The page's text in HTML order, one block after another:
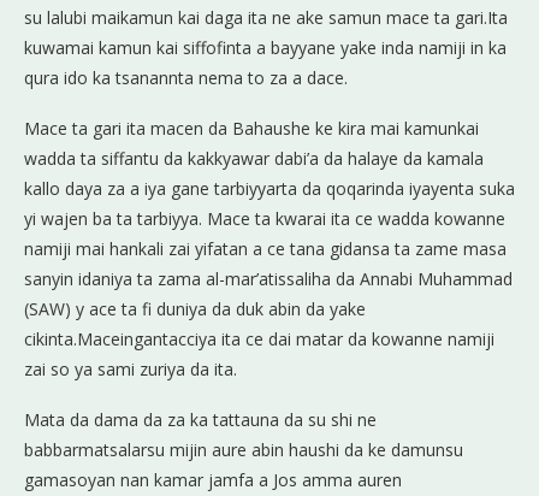
su lalubi maikamun kai daga ita ne ake samun mace ta gari.Ita
kuwamai kamun kai siffofinta a bayyane yake inda namiji in ka
qura ido ka tsanannta nema to za a dace.
Mace ta gari ita macen da Bahaushe ke kira mai kamunkai
wadda ta siffantu da kakkyawar dabi’a da halaye da kamala
kallo daya za a iya gane tarbiyyarta da qoqarinda iyayenta suka
yi wajen ba ta tarbiyya. Mace ta kwarai ita ce wadda kowanne
namiji mai hankali zai yifatan a ce tana gidansa ta zame masa
sanyin idaniya ta zama al-mar’atissaliha da Annabi Muhammad
(SAW) y ace ta fi duniya da duk abin da yake
cikinta.Maceingantacciya ita ce dai matar da kowanne namiji
zai so ya sami zuriya da ita.
Mata da dama da za ka tattauna da su shi ne
babbarmatsalarsu mijin aure abin haushi da ke damunsu
gamasoyan nan kamar jamfa a Jos amma auren